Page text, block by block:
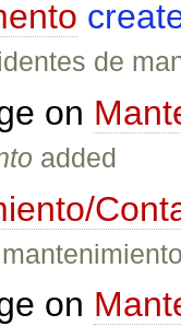
de
on
added
on